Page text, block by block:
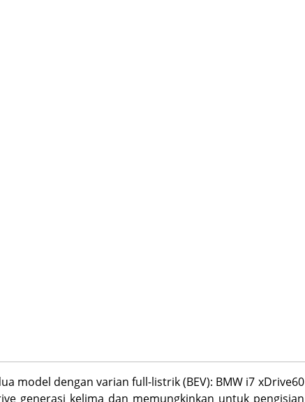
model dengan varian full-listrik (BEV): BMW i7 xDrive60
generasi kelima dan memungkinkan untuk pengisian